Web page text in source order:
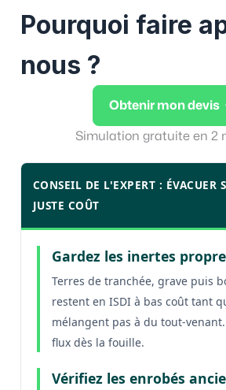
Pourquoi faire
nous ?
Obtenir mon devis
Simulation gratuite en 2
CONSEIL DE L'EXPERT : ÉVACUER
JUSTE COÛT
Gardez les inertes
Terres de tranchée, grave puis
restent en ISDI à bas coût tant
mélangent pas à du tout-
flux dès la fouille.
Vérifiez les enrobés